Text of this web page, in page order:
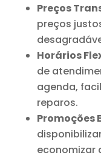
Preços
preços
Horários
de
agenda,
reparos.
Promoções
economizar